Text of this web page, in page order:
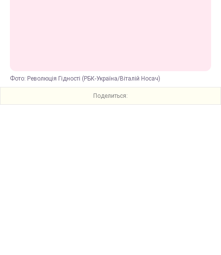
Фото: Революція Гідності (РБК-Україна/Віталій Носач)
Поделиться: